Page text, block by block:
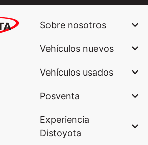
Sobre nosotros
Vehículos nuevos
Vehículos usados
Posventa
Experiencia
Distoyota